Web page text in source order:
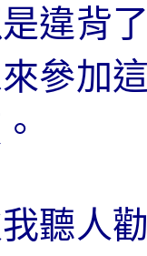
違背
參加
聽人